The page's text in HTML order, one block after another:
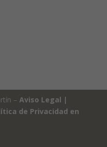
– Aviso Legal |
de Privacidad en